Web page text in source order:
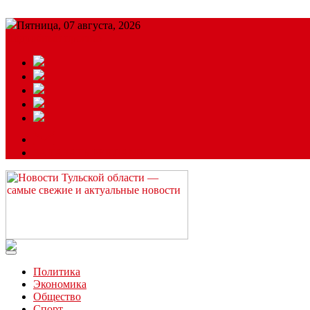
Пятница, 07 августа, 2026
Читайте последние новости дня в Тульской области на сайте
Политика
Экономика
Общество